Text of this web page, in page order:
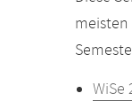
WiSe